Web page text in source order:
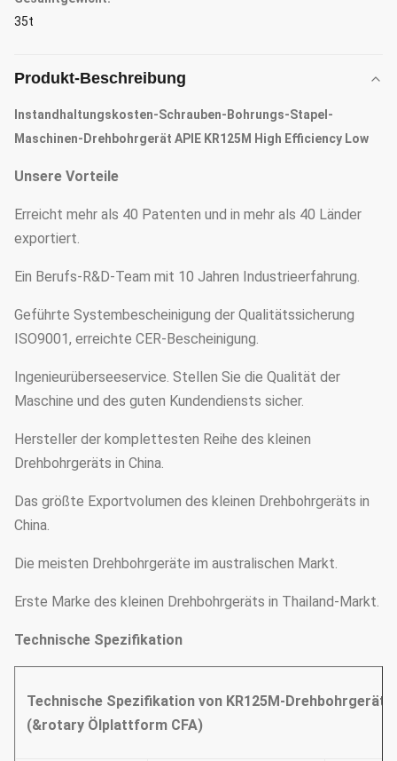
35t
Produkt-Beschreibung
Instandhaltungskosten-Schrauben-Bohrungs-Stapel-
Maschinen-Drehbohrgerät APIE KR125M High Efficiency Low
Unsere Vorteile
Erreicht mehr als 40 Patenten und in mehr als 40 Länder
exportiert.
Ein Berufs-R&D-Team mit 10 Jahren Industrieerfahrung.
Geführte Systembescheinigung der Qualitätssicherung
ISO9001, erreichte CER-Bescheinigung.
Ingenieurüberseeservice. Stellen Sie die Qualität der
Maschine und des guten Kundendiensts sicher.
Hersteller der komplettesten Reihe des kleinen
Drehbohrgeräts in China.
Das größte Exportvolumen des kleinen Drehbohrgeräts in
China.
Die meisten Drehbohrgeräte im australischen Markt.
Erste Marke des kleinen Drehbohrgeräts in Thailand-Markt.
Technische Spezifikation
Technische Spezifikation von KR125M-Drehbohrgerät
(&rotary Ölplattform CFA)